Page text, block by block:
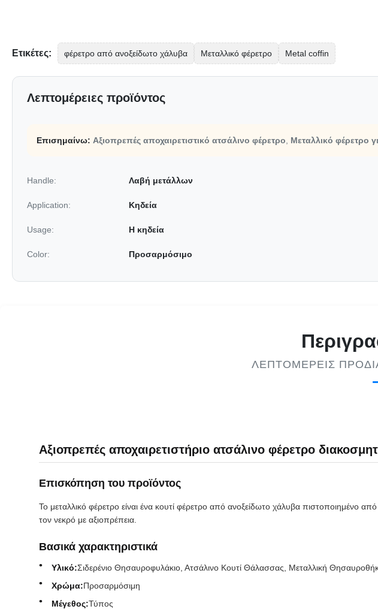
Ετικέτες: φέρετρο από ανοξείδωτο χάλυβα Μεταλλικό φέρετρο Metal coffin
Λεπτομέρειες προϊόντος
Επισημαίνω: Αξιοπρεπές αποχαιρετιστικό ατσάλινο φέρετρο Μεταλλικό φέρετρο
Handle: Λαβή μετάλλων
Application: Κηδεία
Usage: Η κηδεία
Color: Προσαρμόσιμο
ΛΕΠΤΟΜΕΡΕΊΣ
Αξιοπρεπές αποχαιρετιστήριο ατσάλινο φέρετρο
Επισκόπηση του προϊόντος
Το μεταλλικό φέρετρο είναι ένα κουτί φέρετρο από ανοξείδωτο χάλυβα πιστοποιημένο
τον νεκρό με αξιοπρέπεια.
Βασικά χαρακτηριστικά
Υλικό:Σιδερένιο Θησαυροφυλάκιο, Ατσάλινο Κουτί Θάλασσας, Μεταλλική
Χρώμα:Προσαρμόσιμη
Μέγεθος:Τύπος